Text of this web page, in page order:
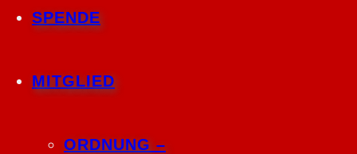
SPENDE
MITGLIED
ORDNUNG –